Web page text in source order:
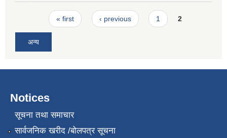
Pages« first ‹ previous 1 2
अन्य
Notices
सूचना तथा समाचार
सार्वजनिक खरीद /बोलपत्र सूचना